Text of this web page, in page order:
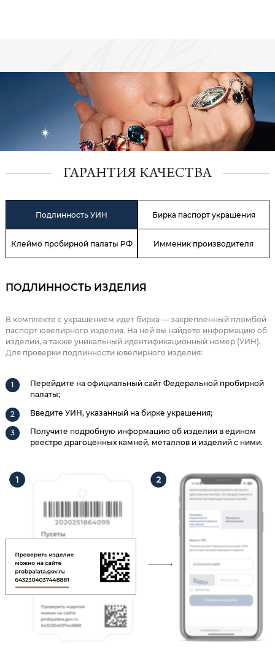
ГАРАНТИЯ КАЧЕСТВА
Подлинность УИН Бирка паспорт украшения
Клеймо пробирной палаты РФ Имменик производителя
ПОДЛИННОСТЬ ИЗДЕЛИЯ
В комплекте с украшением идет бирка — закрепленный пломбой
паспорт ювелирного изделия. На ней вы найдете информацию об
изделии, а также уникальный идентификационный номер (УИН).
Для проверки подлинности ювелирного изделия:
Перейдите на официальный сайт Федеральной пробирной
палаты;
Введите УИН, указанный на бирке украшения;
Получите подробную информацию об изделии в едином
реестре драгоценных камней, металлов и изделий с ними.